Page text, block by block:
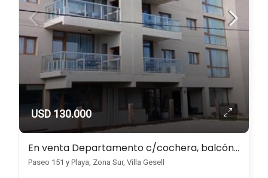
USD 130.000
En venta Departamento c/cochera, balcón y parrilla, frente al mar, Zona Sur, Villa Gesell
Paseo 151 y Playa, Zona Sur, Villa Gesell